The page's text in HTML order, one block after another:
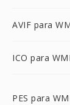
AVIF para
ICO para
PES para